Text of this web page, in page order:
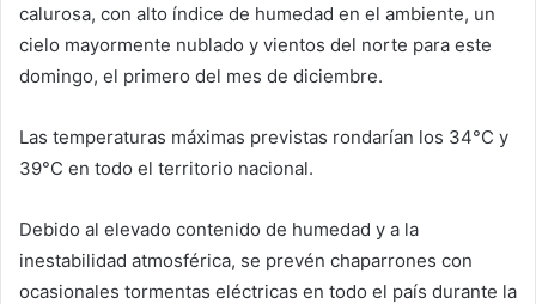
calurosa, con alto índice de humedad en el ambiente, un
cielo mayormente nublado y vientos del norte para este
domingo, el primero del mes de diciembre.
Las temperaturas máximas previstas rondarían los 34°C y
39°C en todo el territorio nacional.
Debido al elevado contenido de humedad y a la
inestabilidad atmosférica, se prevén chaparrones con
ocasionales tormentas eléctricas en todo el país durante la